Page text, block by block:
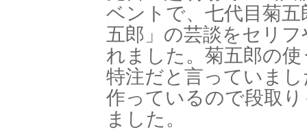
ベントで、七代目菊
五郎」の芸談をセリ
れました。菊五郎の
特注だと言っていま
作っているので段取
ました。